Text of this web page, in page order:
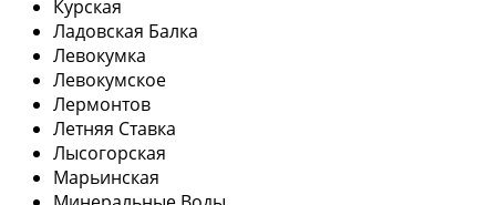
Курская
Ладовская Балка
Левокумка
Левокумское
Лермонтов
Летняя Ставка
Лысогорская
Марьинская